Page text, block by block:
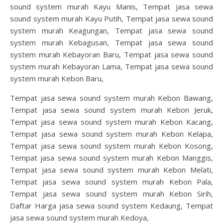
sound system murah Kayu Manis, Tempat jasa sewa
sound system murah Kayu Putih, Tempat jasa sewa sound
system murah Keagungan, Tempat jasa sewa sound
system murah Kebagusan, Tempat jasa sewa sound
system murah Kebayoran Baru, Tempat jasa sewa sound
system murah Kebayoran Lama, Tempat jasa sewa sound
system murah Kebon Baru,
Tempat jasa sewa sound system murah Kebon Bawang,
Tempat jasa sewa sound system murah Kebon Jeruk,
Tempat jasa sewa sound system murah Kebon Kacang,
Tempat jasa sewa sound system murah Kebon Kelapa,
Tempat jasa sewa sound system murah Kebon Kosong,
Tempat jasa sewa sound system murah Kebon Manggis,
Tempat jasa sewa sound system murah Kebon Melati,
Tempat jasa sewa sound system murah Kebon Pala,
Tempat jasa sewa sound system murah Kebon Sirih,
Daftar Harga jasa sewa sound system Kedaung, Tempat
jasa sewa sound system murah Kedoya,